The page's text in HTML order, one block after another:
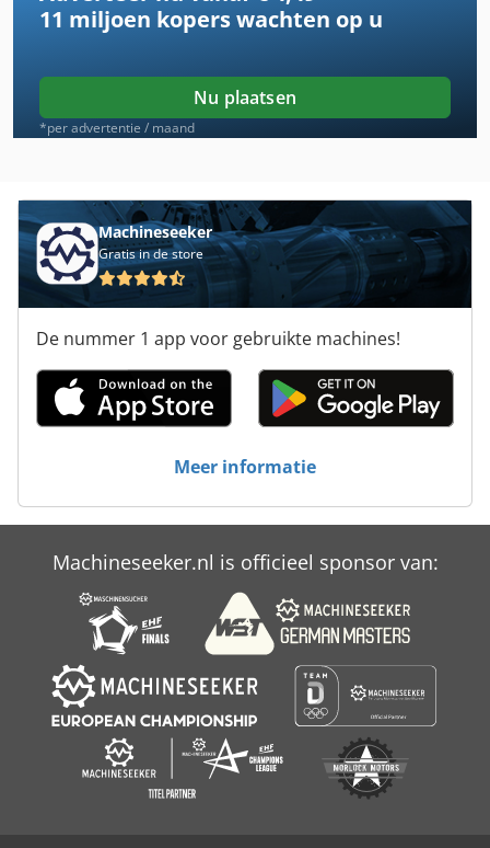
Controleweger
Dozenopzetter
Drukmachine
Invoegen
Kneader
Krant Drukmachine
Krones
Label Drukmachine
Pitney Bowes
Vouw Ploegen
Zeefdruk
11 miljoen koperswachten op u
Nu plaatsen
*per advertentie / maand
Machineseeker
Gratis in de store
De nummer 1 app voor gebruikte machines!
Meer informatie
Machineseeker.nl is officieel sponsor van: